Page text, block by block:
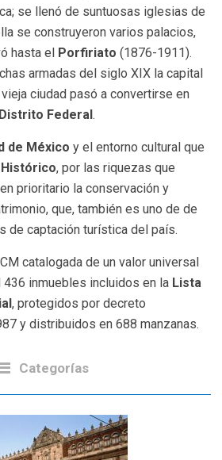
se llenó de suntuosas iglesias de
se construyeron varios palacios,
hasta el
Porfiriato (1876-1911).
armadas del siglo XIX la capital
ciudad pasó a convertirse en
Distrito Federal .
de México y el entorno cultural que
, por las riquezas que
prioritario la conservación y
que, también es uno de de
de captación turística del país.
catalogada de un valor universal
inmuebles incluidos en la Lista
, protegidos por decreto
y distribuidos en 688 manzanas.
Categorías